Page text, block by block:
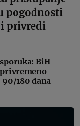
pogodnosti
privredi
BiH
180 dana